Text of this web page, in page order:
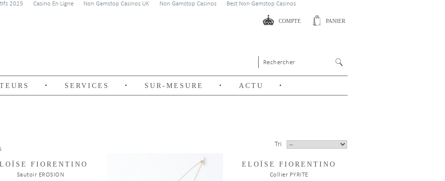
2025 Casino En Ligne Non Gamstop Casinos UK Non Gamstop Casinos Best Non Gamstop Casinos
SERVICES SUR-MESURE ACTU
COMPTE PANIER
Tri
FIORENTINO
Sautoir EROSION
ELOÏSE FIORENTINO
Collier PYRITE